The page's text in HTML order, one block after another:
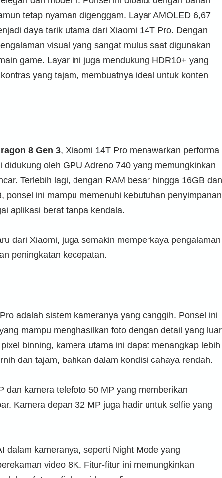
tetap nyaman digenggam. Layar AMOLED 6,67
daya tarik utama dari Xiaomi 14T Pro. Dengan
visual yang sangat mulus saat digunakan
game. Layar ini juga mendukung HDR10+ yang
yang tajam, membuatnya ideal untuk konten
8 Gen 3, Xiaomi 14T Pro menawarkan performa
oleh GPU Adreno 740 yang memungkinkan
Terlebih lagi, dengan RAM besar hingga 16GB dan
ponsel ini mampu memenuhi kebutuhan penyimpanan
aplikasi berat tanpa kendala.
dari Xiaomi, juga semakin memperkaya pengalaman
peningkatan kecepatan.
adalah sistem kameranya yang canggih. Ponsel ini
mampu menghasilkan foto dengan detail yang luar
binning, kamera utama ini dapat menangkap lebih
dan tajam, bahkan dalam kondisi cahaya rendah.
dan kamera telefoto 50 MP yang memberikan
Kamera depan 32 MP juga hadir untuk selfie yang
dalam kameranya, seperti Night Mode yang
video 8K. Fitur-fitur ini memungkinkan